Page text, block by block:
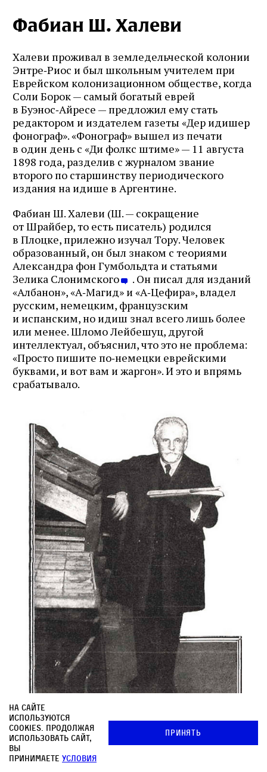
Фабиан Ш. Халеви
Халеви проживал в земледельческой колонии
Энтре‑Риос и был школьным учителем при
Еврейском колонизационном обществе, когда
Соли Борок — самый богатый еврей
в Буэнос‑Айресе — предложил ему стать
редактором и издателем газеты «Дер идишер
фонограф». «Фонограф» вышел из печати
в один день с «Ди фолкс штиме» — 11 августа
1898 года, разделив с журналом звание
второго по старшинству периодического
издания на идише в Аргентине.
Фабиан Ш. Халеви (Ш. — сокращение
от Шрайбер, то есть писатель) родился
в Плоцке, прилежно изучал Тору. Человек
образованный, он был знаком с теориями
Александра фон Гумбольдта и статьями
Зелика Слонимского
. Он писал для изданий
«Албанон», «А‑Магид» и «А‑Цефира», владел
русским, немецким, французским
и испанским, но идиш знал всего лишь более
или менее. Шломо Лейбешуц, другой
интеллектуал, объяснил, что это не проблема:
«Просто пишите по‑немецки еврейскими
буквами, и вот вам и жаргон». И это и впрямь
срабатывало.
На сайте
используются
cookies. Продолжая
использовать сайт,
вы
принимаете условия
Принять